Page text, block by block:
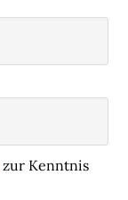
zur Kenntnis